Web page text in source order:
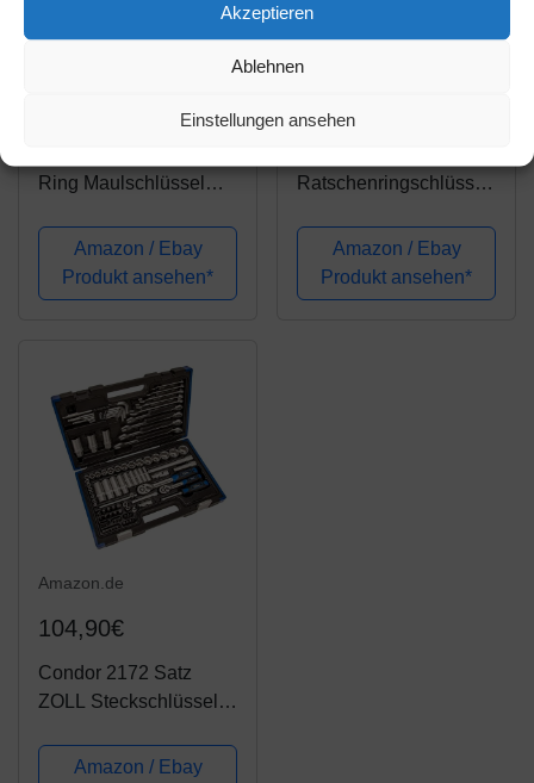
Akzeptieren
Ablehnen
Einstellungen ansehen
Ring Maulschlüssel
Amazon / Ebay
Produkt ansehen*
Amazon.de
29,90€
Ratschenringschlüssel
Maulschlüssel
Gabelschlüssel
Ratschen Knarren
Amazon / Ebay
Produkt ansehen*
Amazon.de
104,90€
Condor 2172 Satz
ZOLL Steckschlüssel
Schraubenschlüsseln,
Amazon / Ebay